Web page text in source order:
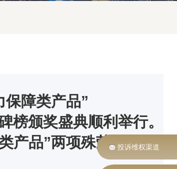
保障类产品”
榜颁奖盛典顺利举行。
产品”两项殊荣。投诉维权渠道